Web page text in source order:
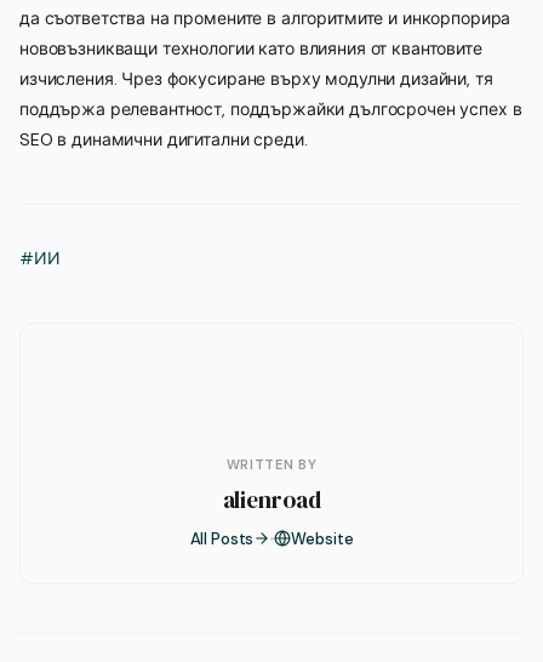
да съответства на промените в алгоритмите и инкорпорира
нововъзникващи технологии като влияния от квантовите
изчисления. Чрез фокусиране върху модулни дизайни, тя
поддържа релевантност, поддържайки дългосрочен успех в
SEO в динамични дигитални среди.
#ИИ
WRITTEN BY
alienroad
All Posts Website